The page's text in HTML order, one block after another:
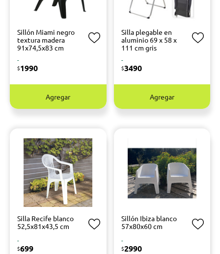
Sillón Miami negro
textura madera
91x74,5x83 cm
-
$1990
Agregar
Silla plegable en
aluminio 69 x 58 x
111 cm gris
-
$3490
Agregar
Silla Recife blanco
52,5x81x43,5 cm
-
$699
Sillón Ibiza blanco
57x80x60 cm
-
$2990